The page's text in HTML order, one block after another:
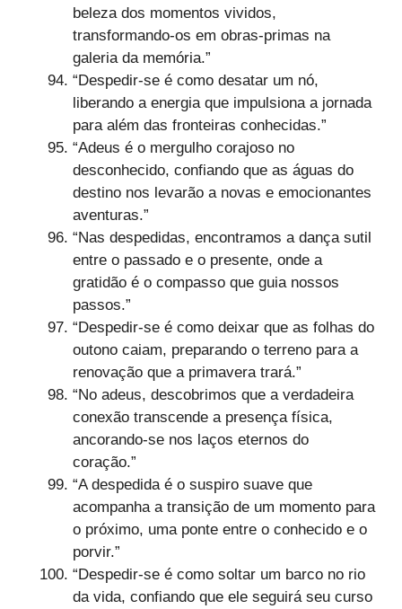
beleza dos momentos vividos,
transformando-os em obras-primas na
galeria da memória.”
“Despedir-se é como desatar um nó,
liberando a energia que impulsiona a jornada
para além das fronteiras conhecidas.”
“Adeus é o mergulho corajoso no
desconhecido, confiando que as águas do
destino nos levarão a novas e emocionantes
aventuras.”
“Nas despedidas, encontramos a dança sutil
entre o passado e o presente, onde a
gratidão é o compasso que guia nossos
passos.”
“Despedir-se é como deixar que as folhas do
outono caiam, preparando o terreno para a
renovação que a primavera trará.”
“No adeus, descobrimos que a verdadeira
conexão transcende a presença física,
ancorando-se nos laços eternos do
coração.”
“A despedida é o suspiro suave que
acompanha a transição de um momento para
o próximo, uma ponte entre o conhecido e o
porvir.”
“Despedir-se é como soltar um barco no rio
da vida, confiando que ele seguirá seu curso